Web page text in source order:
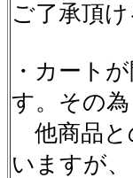
ご了承頂
・カート
す。その為
他商品と
いますが、